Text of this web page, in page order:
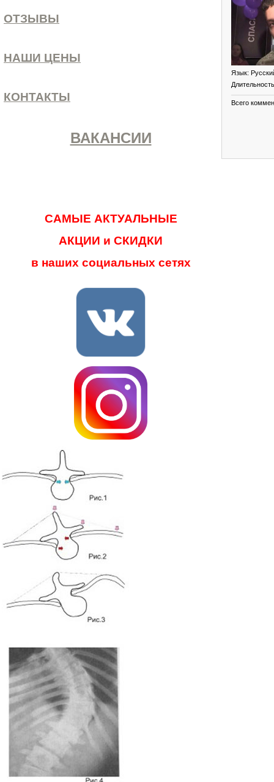
ОТЗЫВЫ
НАШИ ЦЕНЫ
КОНТАКТЫ
ВАКАНСИИ
САМЫЕ АКТУАЛЬНЫЕ
АКЦИИ и СКИДКИ
в наших социальных сетях
Язык:
Всего